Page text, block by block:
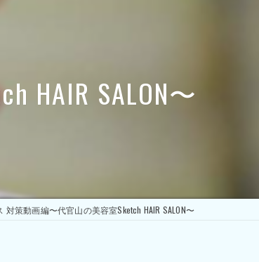
SALON〜
対策動画編〜代官山の美容室Sketch HAIR SALON〜